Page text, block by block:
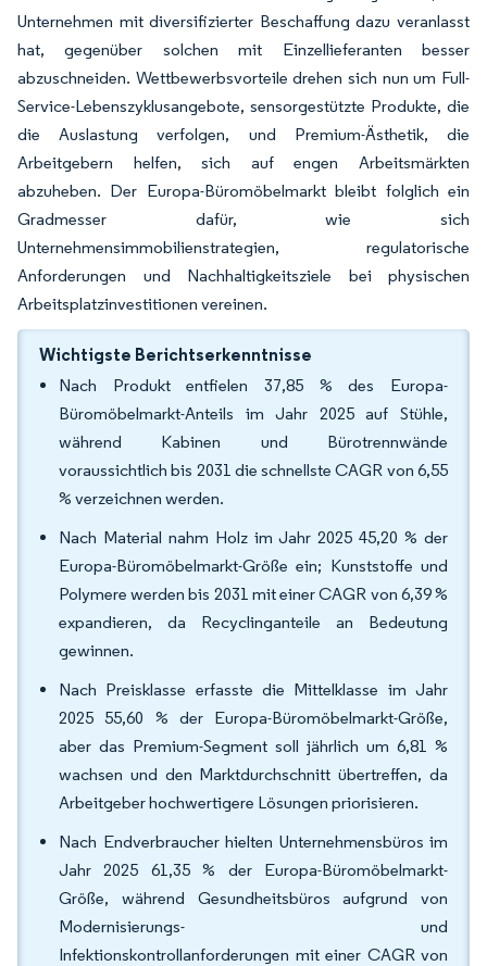
Unternehmen mit diversifizierter Beschaffung dazu veranlasst
hat, gegenüber solchen mit Einzellieferanten besser
abzuschneiden. Wettbewerbsvorteile drehen sich nun um Full-
Service-Lebenszyklusangebote, sensorgestützte Produkte, die
die Auslastung verfolgen, und Premium-Ästhetik, die
Arbeitgebern helfen, sich auf engen Arbeitsmärkten
abzuheben. Der Europa-Büromöbelmarkt bleibt folglich ein
Gradmesser dafür, wie sich
Unternehmensimmobilienstrategien, regulatorische
Anforderungen und Nachhaltigkeitsziele bei physischen
Arbeitsplatzinvestitionen vereinen.
Wichtigste Berichtserkenntnisse
Nach Produkt entfielen 37,85 % des Europa-
Büromöbelmarkt-Anteils im Jahr 2025 auf Stühle,
während Kabinen und Bürotrennwände
voraussichtlich bis 2031 die schnellste CAGR von 6,55
% verzeichnen werden.
Nach Material nahm Holz im Jahr 2025 45,20 % der
Europa-Büromöbelmarkt-Größe ein; Kunststoffe und
Polymere werden bis 2031 mit einer CAGR von 6,39 %
expandieren, da Recyclinganteile an Bedeutung
gewinnen.
Nach Preisklasse erfasste die Mittelklasse im Jahr
2025 55,60 % der Europa-Büromöbelmarkt-Größe,
aber das Premium-Segment soll jährlich um 6,81 %
wachsen und den Marktdurchschnitt übertreffen, da
Arbeitgeber hochwertigere Lösungen priorisieren.
Nach Endverbraucher hielten Unternehmensbüros im
Jahr 2025 61,35 % der Europa-Büromöbelmarkt-
Größe, während Gesundheitsbüros aufgrund von
Modernisierungs- und
Infektionskontrollanforderungen mit einer CAGR von